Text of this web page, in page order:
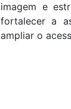
imagem e
fortalecer a
ampliar o